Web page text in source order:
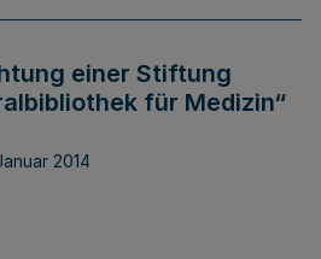
einer Stiftung
für Medizin“
2014